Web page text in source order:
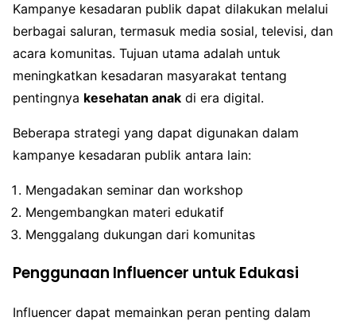
Kampanye kesadaran publik dapat dilakukan melalui
berbagai saluran, termasuk media sosial, televisi, dan
acara komunitas. Tujuan utama adalah untuk
meningkatkan kesadaran masyarakat tentang
pentingnya kesehatan anak di era digital.
Beberapa strategi yang dapat digunakan dalam
kampanye kesadaran publik antara lain:
Mengadakan seminar dan workshop
Mengembangkan materi edukatif
Menggalang dukungan dari komunitas
Penggunaan Influencer untuk Edukasi
Influencer dapat memainkan peran penting dalam